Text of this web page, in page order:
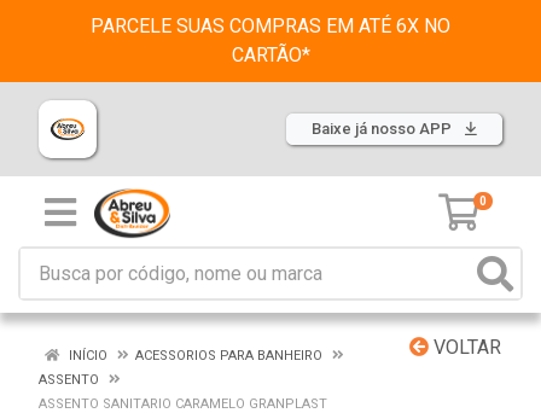
PARCELE SUAS COMPRAS EM ATÉ 6X NO
CARTÃO*
Baixe já nosso APP
0
VOLTAR
INÍCIO
ACESSORIOS PARA BANHEIRO
ASSENTO
ASSENTO SANITARIO CARAMELO GRANPLAST